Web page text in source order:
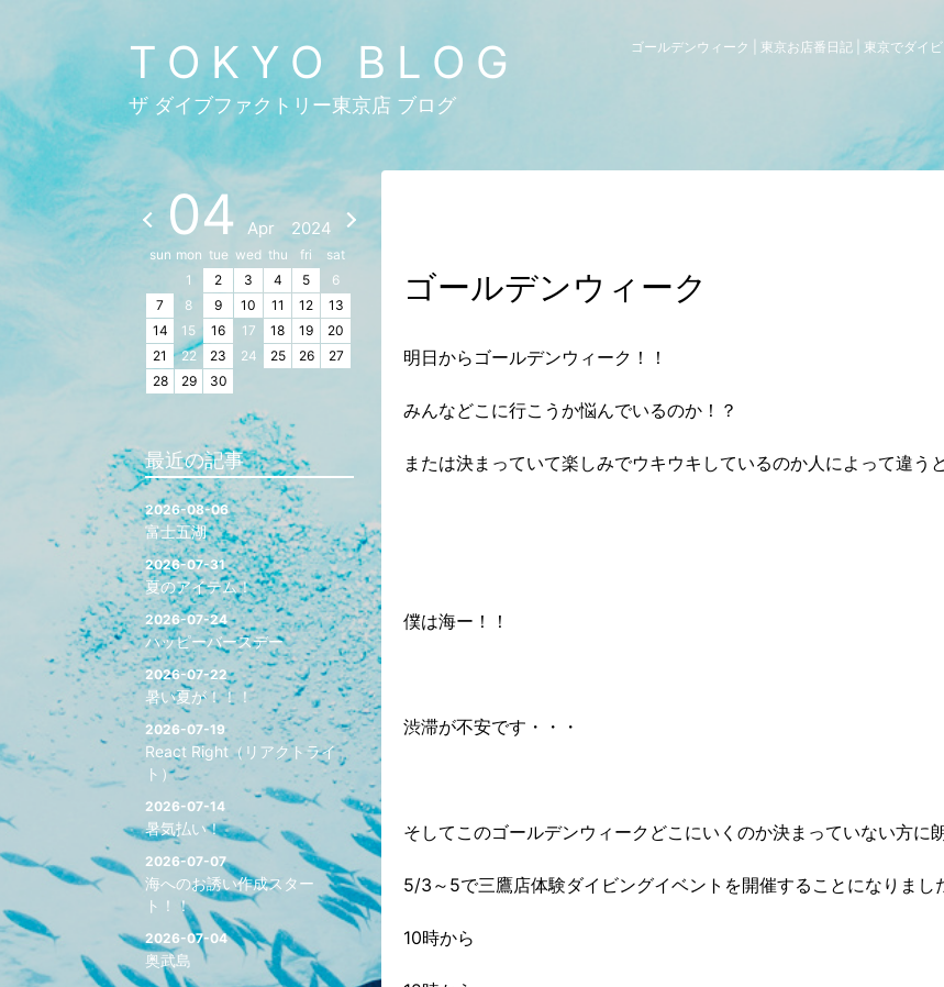
TOKYO BLOG
ザ ダイブファクトリー東京店 ブログ
ゴールデンウィーク | 東京お店番日記 | 東京でダイ
ゴールデンウィーク
明日からゴールデンウィーク！！
みんなどこに行こうか悩んでいるのか！？
または決まっていて楽しみでウキウキしているのか人によって違う
僕は海ー！！
渋滞が不安です・・・
そしてこのゴールデンウィークどこにいくのか決まっていない方に
5/3～5で三鷹店体験ダイビングイベントを開催することになりまし
10時から
04 Apr 2024
sun mon tue wed thu fri
sat
1
2 3 4 5
6
7
8 9 10 11 12
13
14
15 16 17 18 19
20
21
22 23 24 25 26
27
28
29 30
最近の記事
2026-08-06
富士五湖
2026-07-31
夏のアイテム！
2026-07-24
ハッピーバースデー
2026-07-22
暑い夏が！！！
2026-07-19
React Right（リアクトライ
ト）
2026-07-14
暑気払い！
2026-07-07
海へのお誘い作成スター
ト！！
2026-07-04
奥武島